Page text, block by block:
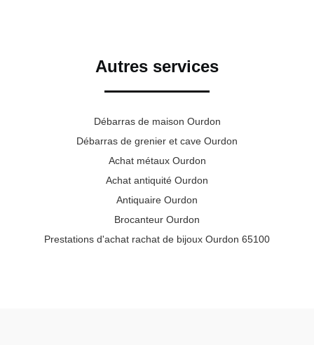
Autres services
Débarras de maison Ourdon
Débarras de grenier et cave Ourdon
Achat métaux Ourdon
Achat antiquité Ourdon
Antiquaire Ourdon
Brocanteur Ourdon
Prestations d'achat rachat de bijoux Ourdon 65100